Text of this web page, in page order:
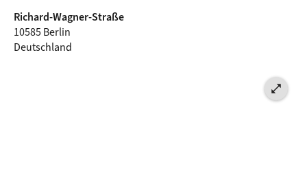
Richard-Wagner-Straße
10585 Berlin
Deutschland
open_in_full